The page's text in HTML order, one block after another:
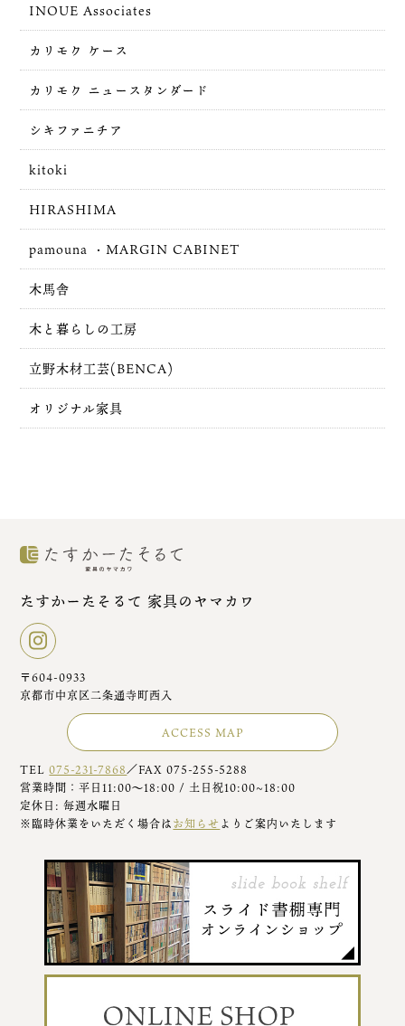
INOUE Associates
カリモク ケース
カリモク ニュースタンダード
シキファニチア
kitoki
HIRASHIMA
pamouna ・MARGIN CABINET
木馬舎
木と暮らしの工房
立野木材工芸(BENCA)
オリジナル家具
たすかーたそるて 家具のヤマカワ
〒604-0933
京都市中京区二条通寺町西入
ACCESS MAP
TEL075-231-7868／FAX 075-255-5288
営業時間：平日11:00～18:00 / 土日祝10:00~18:00
定休日: 毎週水曜日
※臨時休業をいただく場合はお知らせ よりご案内いたします